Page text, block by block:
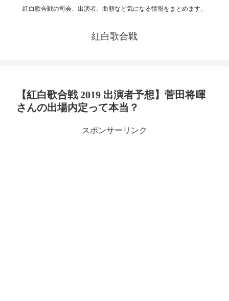
紅白歌合戦の司会、出演者、曲順など気になる情報をまとめます。
紅白歌合戦
【紅白歌合戦 2019 出演者予想】菅田将暉
さんの出場内定って本当？
スポンサーリンク